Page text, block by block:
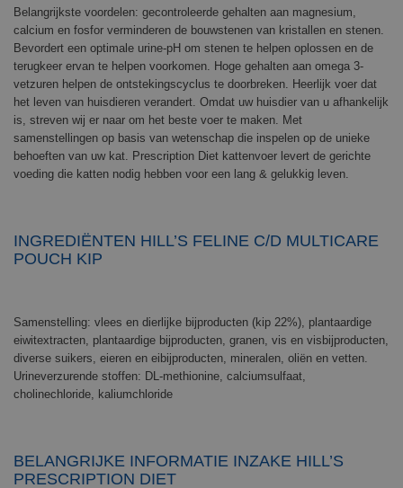
Belangrijkste voordelen: gecontroleerde gehalten aan magnesium,
calcium en fosfor verminderen de bouwstenen van kristallen en stenen.
Bevordert een optimale urine-pH om stenen te helpen oplossen en de
terugkeer ervan te helpen voorkomen. Hoge gehalten aan omega 3-
vetzuren helpen de ontstekingscyclus te doorbreken. Heerlijk voer dat
het leven van huisdieren verandert. Omdat uw huisdier van u afhankelijk
is, streven wij er naar om het beste voer te maken. Met
samenstellingen op basis van wetenschap die inspelen op de unieke
behoeften van uw kat. Prescription Diet kattenvoer levert de gerichte
voeding die katten nodig hebben voor een lang & gelukkig leven.
INGREDIËNTEN HILL’S FELINE C/D MULTICARE
POUCH KIP
Samenstelling: vlees en dierlijke bijproducten (kip 22%), plantaardige
eiwitextracten, plantaardige bijproducten, granen, vis en visbijproducten,
diverse suikers, eieren en eibijproducten, mineralen, oliën en vetten.
Urineverzurende stoffen: DL-methionine, calciumsulfaat,
cholinechloride, kaliumchloride
BELANGRIJKE INFORMATIE INZAKE HILL’S
PRESCRIPTION DIET